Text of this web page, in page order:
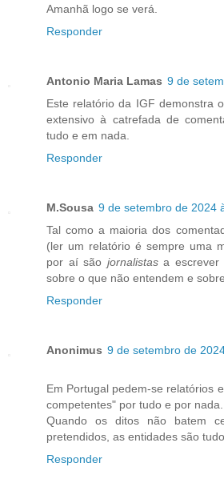
Amanhã logo se verá.
Responder
Antonio Maria Lamas 9 de
Este relatório da IGF demonstra
extensivo à catrefada de
tudo e em nada.
Responder
M.Sousa 9 de setembro de 2024
Tal como a maioria dos
(ler um relatório é sempre uma
por aí são jornalistasa escrever
sobre o que não entendem e
Responder
Anonimus 9 de setembro de
Em Portugal pedem-se relatórios
competentes" por tudo e por nada.
Quando os ditos não batem
pretendidos, as entidades são
Responder